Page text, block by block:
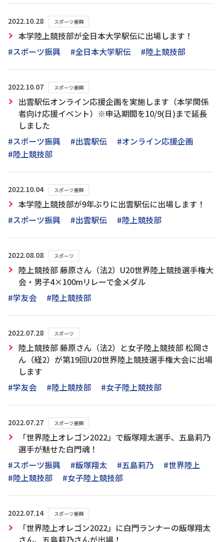
2022.10.28 スポーツ振興
本学陸上競技部が全日本大学駅伝に出場します！
#スポーツ振興
#全日本大学駅伝 #陸上競技部
2022.10.07 スポーツ振興
出雲駅伝オンライン応援企画を実施します（本学関係
者向け応援イベント）※申込期間を10/9(日)まで延長
しました
#スポーツ振興
#出雲駅伝
#オンライン応援企画
#陸上競技部
2022.10.04 スポーツ振興
本学陸上競技部が9年ぶりに出雲駅伝に出場します！
#スポーツ振興
#出雲駅伝 #陸上競技部
2022.08.08 スポーツ
陸上競技部 藤原さん（法2）U20世界陸上競技選手権大
会・男子4×100mリレーで金メダル
#学友会
#陸上競技部
2022.07.28 スポーツ
陸上競技部 藤原さん（法2）と女子陸上競技部 松岡さ
ん（経2）が第19回U20世界陸上競技選手権大会に出場
します
#学友会
#陸上競技部 #女子陸上競技部
2022.07.27 スポーツ振興
「世界陸上オレゴン2022」で飯塚翔太選手、五島莉乃
選手が魅せた白門魂！
#スポーツ振興
#飯塚翔太 #五島莉乃
#世界陸上
#陸上競技部
#女子陸上競技部
2022.07.14 スポーツ振興
「世界陸上オレゴン2022」に白門ランナーの飯塚翔太
さん、五島莉乃さんが出場！